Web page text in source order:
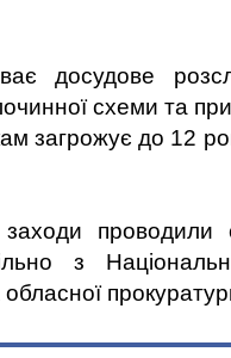
досудове
схеми та
загрожує до 12
заходи проводили
з
обласної